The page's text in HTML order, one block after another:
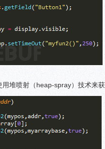
堆喷射（heap-spray）技术来